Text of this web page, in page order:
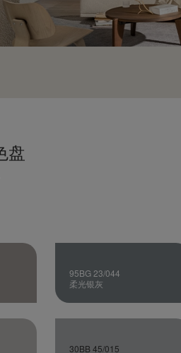
盘
95BG 23/044
柔光银灰
30BB 45/015